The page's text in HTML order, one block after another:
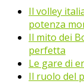
Il volley
potenza
Il mito dei
perfetta
Le gare di
Il ruolo del